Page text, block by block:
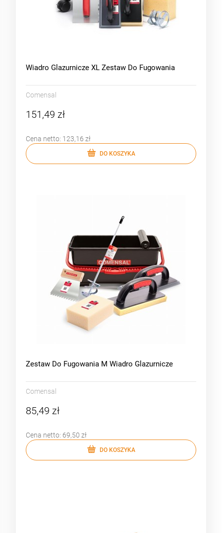
Wiadro Glazurnicze XL Zestaw Do Fugowania
Comensal
151,49 zł
Cena netto: 123,16 zł
DO KOSZYKA
Zestaw Do Fugowania M Wiadro Glazurnicze
Comensal
85,49 zł
Cena netto: 69,50 zł
DO KOSZYKA